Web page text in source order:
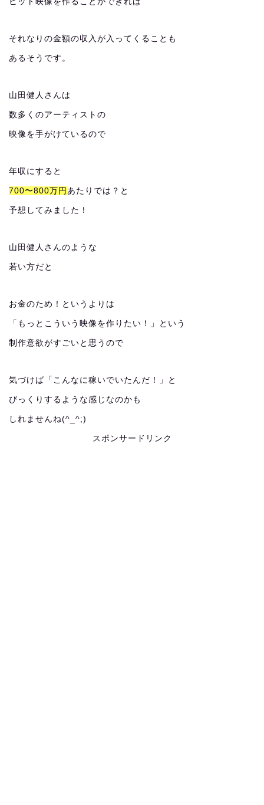
それなりの金額の収入が入ってくることも
あるそうです。
山田健人さんは
数多くのアーティストの
映像を手がけているので
年収にすると
700〜800万円 あたりでは？と
予想してみました！
山田健人さんのような
若い方だと
お金のため！というよりは
「もっとこういう映像を作りたい！」という
制作意欲がすごいと思うので
気づけば「こんなに稼いでいたんだ！」と
びっくりするような感じなのかも
しれませんね(^_^;)
スポンサードリンク